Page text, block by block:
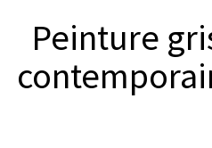
Peinture